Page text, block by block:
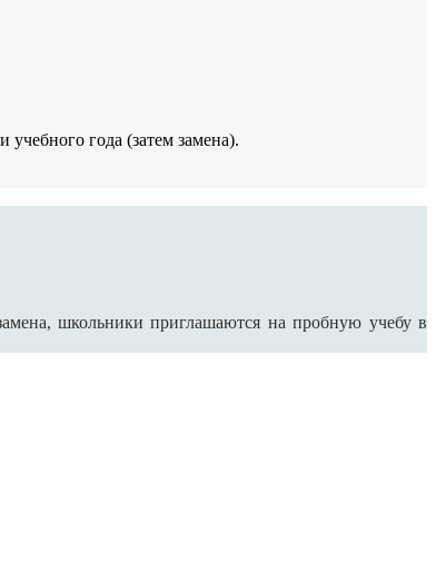
года (затем замена).
школьники приглашаются на пробную учебу в